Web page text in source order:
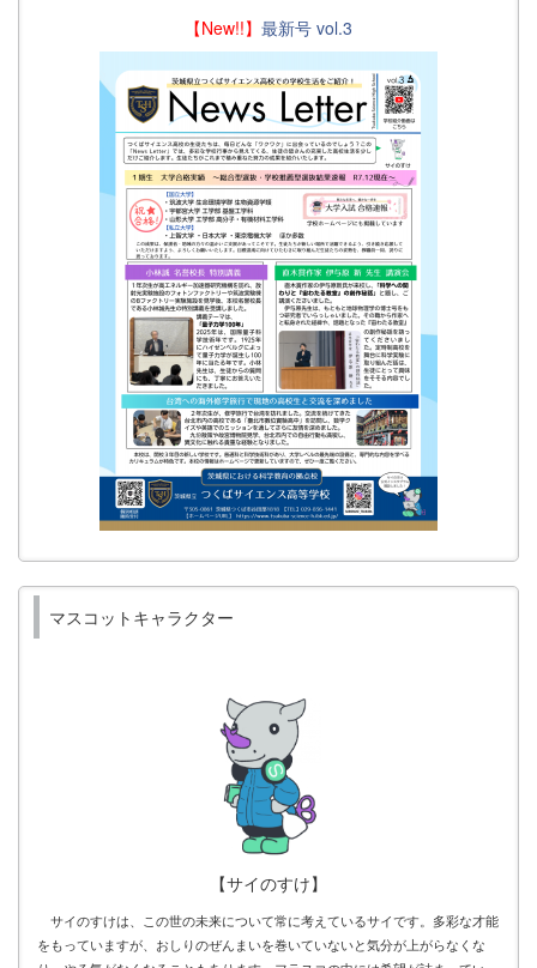
【New!!】 最新号 vol.3
マスコットキャラクター
【サイのすけ】
サイのすけは、この世の未来について常に考えているサイです。多彩な才能
をもっていますが、おしりのぜんまいを巻いていないと気分が上がらなくな